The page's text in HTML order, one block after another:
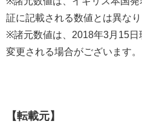
証に記載される数値とは異なり
※諸元数値は、2018年3月15日
変更される場合がございます。
【転載元】